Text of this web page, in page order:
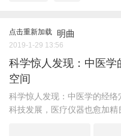
点击重新加载 明曲
2019-1-29 13:56
科学惊人发现：中医学
空间
科学惊人发现：中医学的经
科技发展，医疗仪器也愈加精